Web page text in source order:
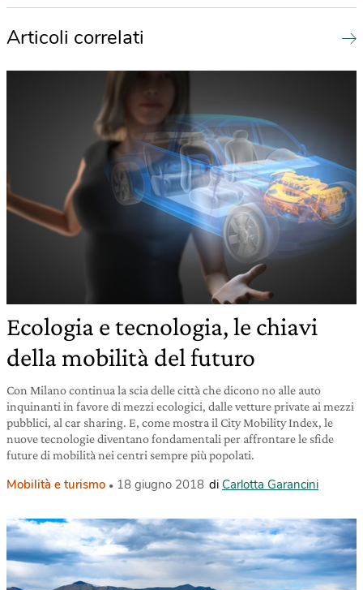
Articoli correlati
Ecologia e tecnologia, le chiavi
della mobilità del futuro
Con Milano continua la scia delle città che dicono no alle auto
inquinanti in favore di mezzi ecologici, dalle vetture private ai mezzi
pubblici, al car sharing. E, come mostra il City Mobility Index, le
nuove tecnologie diventano fondamentali per affrontare le sfide
future di mobilità nei centri sempre più popolati.
Mobilità e turismo 18 giugno 2018 di Carlotta Garancini